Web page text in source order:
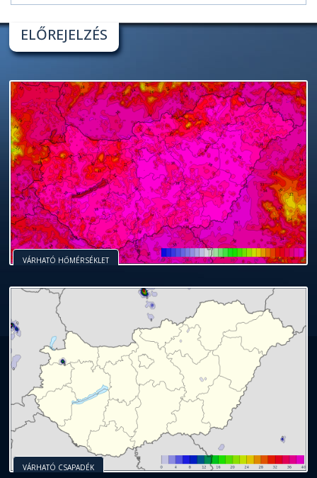
ELŐREJELZÉS
VÁRHATÓ HŐMÉRSÉKLET
VÁRHATÓ CSAPADÉK